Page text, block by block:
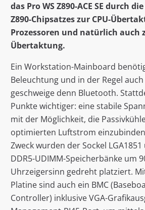
das Pro WS Z890-ACE SE durch
Z890-Chipsatzes zur CPU-
Prozessoren und natürlich auch
Übertaktung.
Ein Workstation-Mainboard
Beleuchtung und in der Regel auch
geschweige denn Bluetooth.
Punkte wichtiger: eine stabile
mit der Möglichkeit, die
optimierten Luftstrom
Zweck wurden der Sockel
DDR5-UDIMM-Speicherbänke um
Uhrzeigersinn gedreht platziert.
Platine sind auch ein BMC
Controller) inklusive VGA-